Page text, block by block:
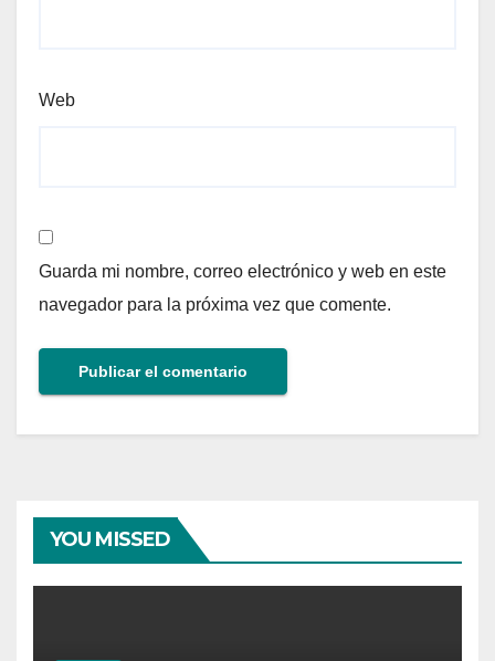
Web
Guarda mi nombre, correo electrónico y web en este
navegador para la próxima vez que comente.
YOU MISSED